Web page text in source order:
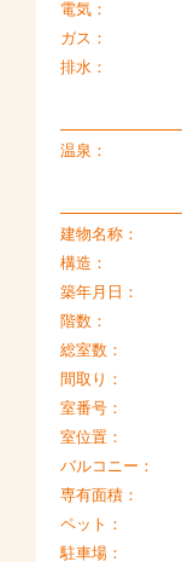
電気：
ガス：
排水：
温泉：
建物名称：
構造：
築年月日：
階数：
総室数：
間取り：
室番号：
室位置：
バルコニー：
専有面積：
ペット：
駐車場：